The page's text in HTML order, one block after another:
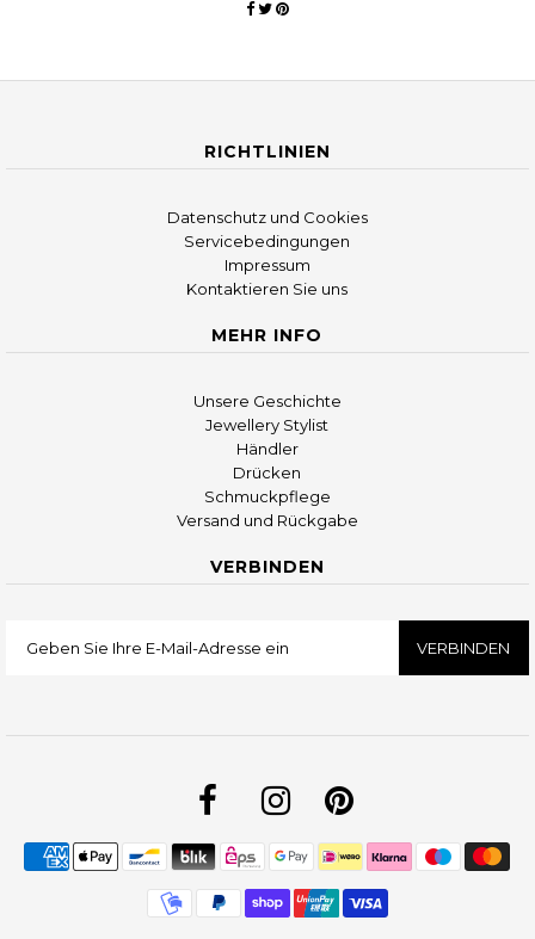
RICHTLINIEN
Datenschutz und Cookies
Servicebedingungen
Impressum
Kontaktieren Sie uns
MEHR INFO
Unsere Geschichte
Jewellery Stylist
Händler
Drücken
Schmuckpflege
Versand und Rückgabe
VERBINDEN